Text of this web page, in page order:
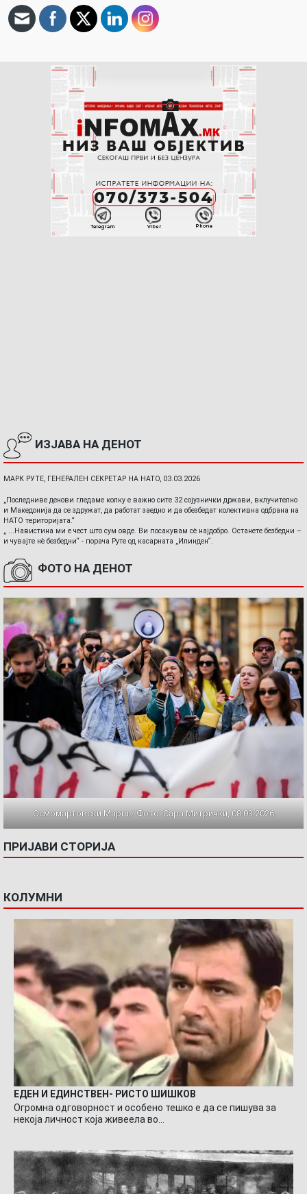
ИЗЈАВА НА ДЕНОТ
МАРК РУТЕ, ГЕНЕРАЛЕН СЕКРЕТАР НА НАТО, 03.03.2026
„Последниве денови гледаме колку е важно сите 32 сојузнички држави, вклучително
и Македонија да се здружат, да работат заедно и да обезбедат колективна одбрана на
НАТО територијата.“
„ ...Навистина ми е чест што сум овде. Ви посакувам сè најдобро. Останете безбедни –
и чувајте нè безбедни“ - порача Руте од касарната „Илинден“.
ФОТО НА ДЕНОТ
Осмомартовски Марш / Фото: Сара Митрички, 08.03.2026
ПРИЈАВИ СТОРИЈА
КОЛУМНИ
ЕДЕН И ЕДИНСТВЕН- РИСТО ШИШКОВ
Огромна одговорност и особено тешко е да се пишува за
некоја личност која живеела во…